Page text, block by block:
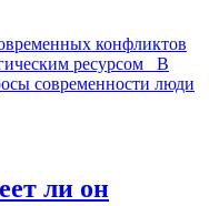
конфликтов
ресурсом В
современности люди
ли он